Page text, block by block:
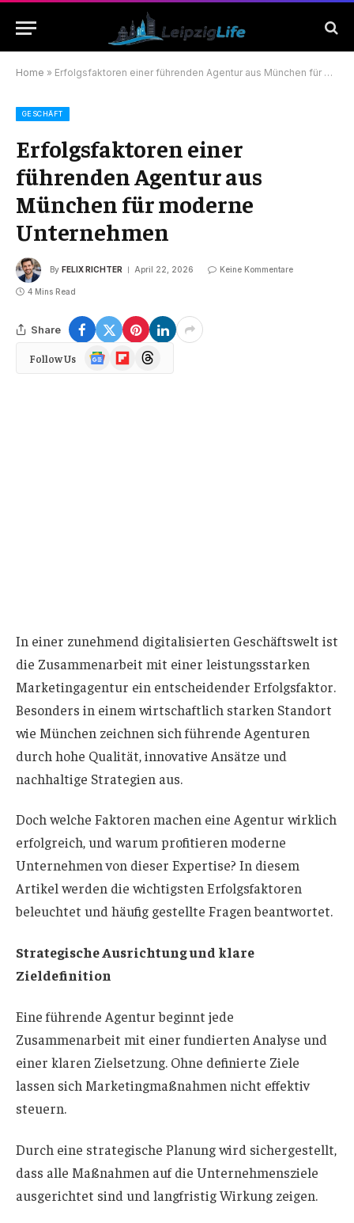
Home » Erfolgsfaktoren einer führenden Agentur aus München für moderne Unternehmen
GESCHÄFT
Erfolgsfaktoren einer
führenden Agentur aus
München für moderne
Unternehmen
By FELIX RICHTER April 22, 2026 Keine Kommentare
4 Mins Read
Share
Follow Us
Google
News
FlipboardThreads
In einer zunehmend digitalisierten Geschäftswelt ist
die Zusammenarbeit mit einer leistungsstarken
Marketingagentur ein entscheidender Erfolgsfaktor.
Besonders in einem wirtschaftlich starken Standort
wie München zeichnen sich führende Agenturen
durch hohe Qualität, innovative Ansätze und
nachhaltige Strategien aus.
Doch welche Faktoren machen eine Agentur wirklich
erfolgreich, und warum profitieren moderne
Unternehmen von dieser Expertise? In diesem
Artikel werden die wichtigsten Erfolgsfaktoren
beleuchtet und häufig gestellte Fragen beantwortet.
Strategische Ausrichtung und klare
Zieldefinition
Eine führende Agentur beginnt jede
Zusammenarbeit mit einer fundierten Analyse und
einer klaren Zielsetzung. Ohne definierte Ziele
lassen sich Marketingmaßnahmen nicht effektiv
steuern.
Durch eine strategische Planung wird sichergestellt,
dass alle Maßnahmen auf die Unternehmensziele
ausgerichtet sind und langfristig Wirkung zeigen.